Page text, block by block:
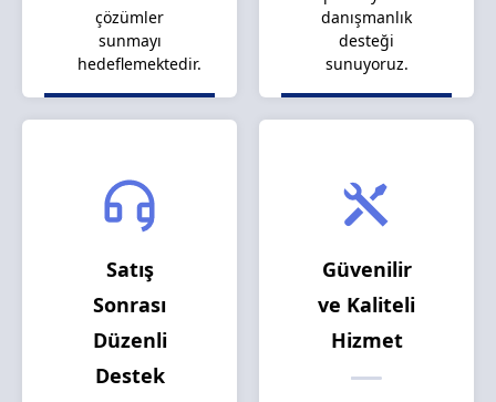
çözümler
sunmayı
hedeflemektedir.
danışmanlık
desteği
sunuyoruz.
Satış
Sonrası
Düzenli
Destek
Güvenilir
ve Kaliteli
Hizmet